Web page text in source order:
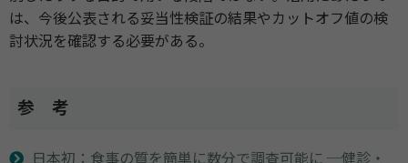
は、今後公表される妥当性検証の結果やカットオフ値の検
討状況を確認する必要がある。
参 考
日本初：食事の質を簡単に数分で調査可能に ─健診・